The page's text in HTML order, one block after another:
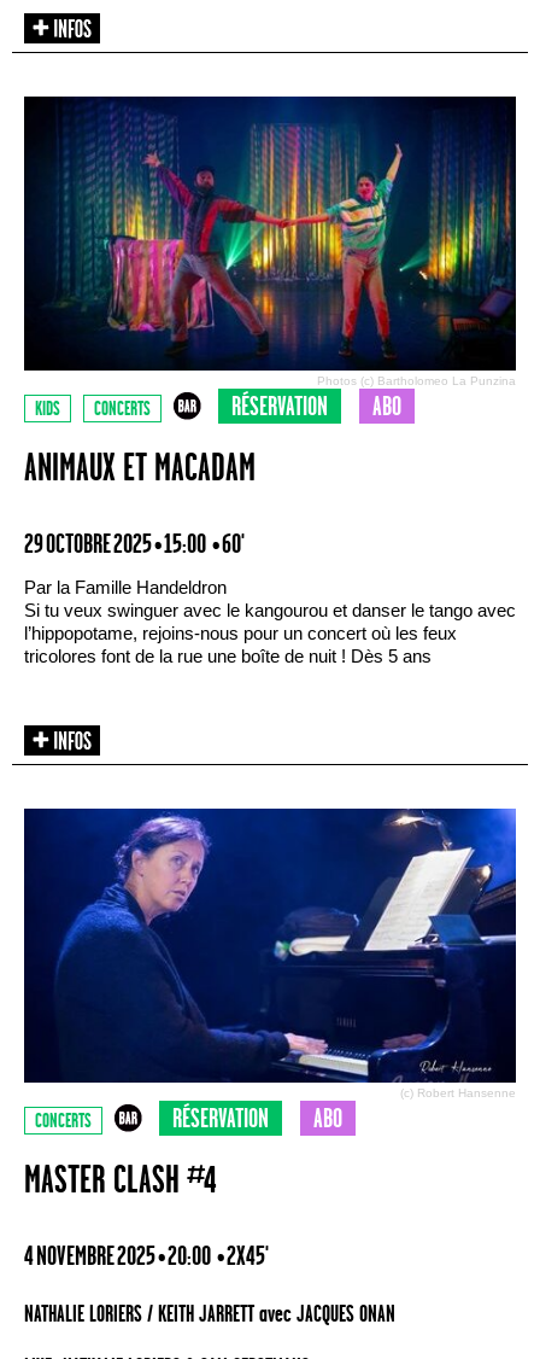
Photos (c) Bartholomeo La Punzina
KIDS CONCERTS RÉSERVATION ABO
ANIMAUX ET MACADAM
29 OCTOBRE 2025 • 15:00 • 60'
Par la Famille Handeldron
Si tu veux swinguer avec le kangourou et danser le tango avec
l’hippopotame, rejoins-nous pour un concert où les feux
tricolores font de la rue une boîte de nuit ! Dès 5 ans
(c) Robert Hansenne
CONCERTS RÉSERVATION ABO
MASTER CLASH #4
4 NOVEMBRE 2025 • 20:00 • 2X45'
NATHALIE LORIERS / KEITH JARRETT avec JACQUES ONAN